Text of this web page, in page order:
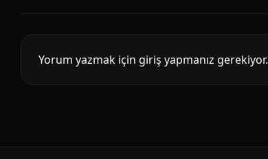
Yorum yazmak için giriş yapmanız gerekiyor.